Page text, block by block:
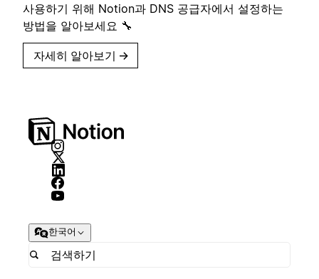
사용하기 위해 Notion과 DNS 공급자에서 설정하는
방법을 알아보세요 🔧
자세히 알아보기 →
한국어